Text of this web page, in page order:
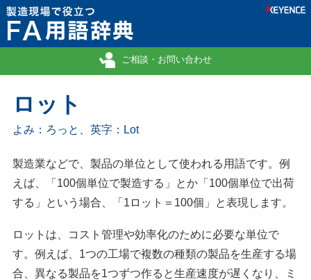
ご相談・お問い合わせ
ロット
よみ：ろっと、英字：Lot
製造業などで、製品の単位として使われる用語です。例
えば、「100個単位で製造する」とか「100個単位で出荷
する」という場合、「1ロット＝100個」と表現します。
ロットは、コスト管理や効率化のために必要な単位で
す。例えば、1つの工場で複数の種類の製品を生産する場
合、異なる製品を1つずつ作ると生産速度が遅くなり、ミ